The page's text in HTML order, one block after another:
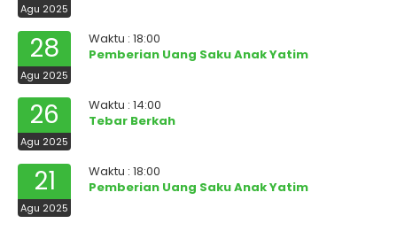
Agu 2025
28
Agu 2025
Waktu : 18:00
Pemberian Uang Saku Anak Yatim
26
Agu 2025
Waktu : 14:00
Tebar Berkah
21
Agu 2025
Waktu : 18:00
Pemberian Uang Saku Anak Yatim